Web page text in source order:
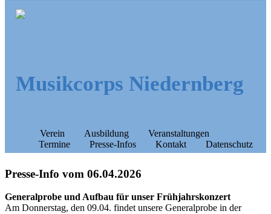
Musikcorps Niedernberg
Verein Ausbildung
Veranstaltungen
Termine
Presse-Infos Kontakt Datenschutz
Presse-Info vom 06.04.2026
Generalprobe und Aufbau für unser Frühjahrskonzert
Am Donnerstag, den 09.04. findet unsere Generalprobe in der